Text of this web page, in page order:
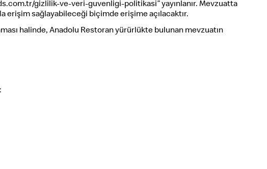
gizlilik-ve-veri-guvenligi-politikasi” yayınlanır. Mevzuatta
erişim sağlayabileceği biçimde erişime açılacaktır.
halinde, Anadolu Restoran yürürlükte bulunan mevzuatın